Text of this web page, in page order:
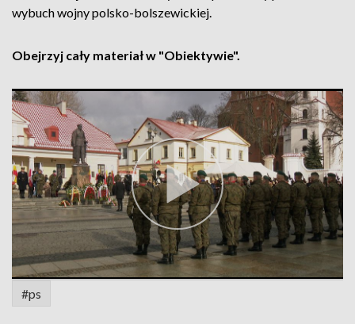
wybuch wojny polsko-bolszewickiej.
Obejrzyj cały materiał w "Obiektywie".
#ps